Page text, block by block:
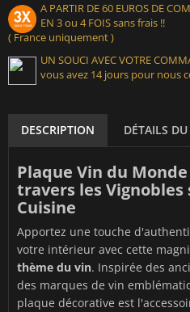
A PARTIR DE 60 EUROS DE
EN 3 ou 4 FOIS sans frais !!
( France uniquement )
UN SOUCI AVEC VOTRE
vous avez 14 jours pour nous
DESCRIPTION DÉTAILS
Plaque Vin du
travers les
Cuisine
Apportez une touche
votre intérieur avec cette
thème du vin. Inspirée des
des marques de vin
plaque décorative est